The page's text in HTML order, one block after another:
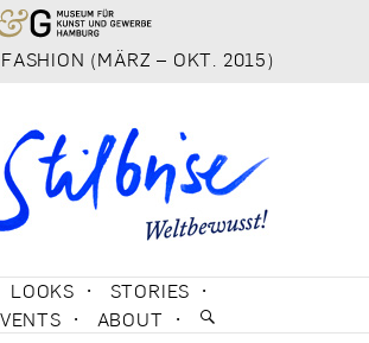
(MÄRZ – OKT. 2015)
LOOKS
STORIES
ABOUT